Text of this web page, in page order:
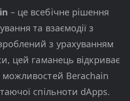
– це всебічне рішення
та взаємодії з
з урахуванням
цей гаманець відкриває
можливостей Berachain
спільноти dApps.